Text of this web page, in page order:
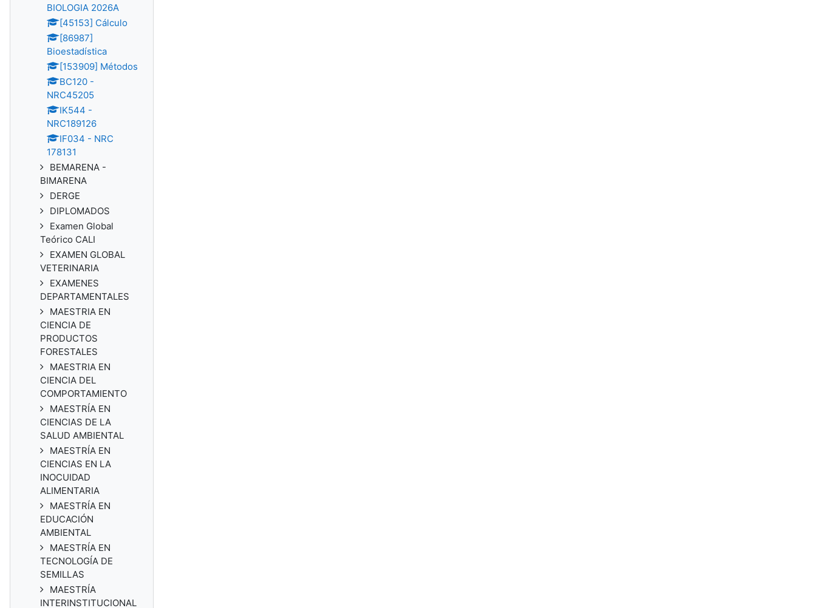
BIOLOGIA 2026A
[45153] Cálculo
[86987]
Bioestadística
[153909] Métodos
BC120 -
NRC45205
IK544 -
NRC189126
IF034 - NRC
178131
BEMARENA -
BIMARENA
DERGE
DIPLOMADOS
Examen Global
Teórico CALI
EXAMEN GLOBAL
VETERINARIA
EXAMENES
DEPARTAMENTALES
MAESTRIA EN
CIENCIA DE
PRODUCTOS
FORESTALES
MAESTRIA EN
CIENCIA DEL
COMPORTAMIENTO
MAESTRÍA EN
CIENCIAS DE LA
SALUD AMBIENTAL
MAESTRÍA EN
CIENCIAS EN LA
INOCUIDAD
ALIMENTARIA
MAESTRÍA EN
EDUCACIÓN
AMBIENTAL
MAESTRÍA EN
TECNOLOGÍA DE
SEMILLAS
MAESTRÍA
INTERINSTITUCIONAL